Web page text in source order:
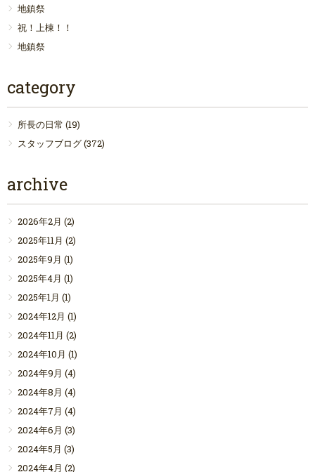
地鎮祭
祝！上棟！！
地鎮祭
category
所長の日常 (19)
スタッフブログ(372)
archive
2026年2月 (2)
2025年11月 (2)
2025年9月 (1)
2025年4月 (1)
2025年1月 (1)
2024年12月 (1)
2024年11月 (2)
2024年10月 (1)
2024年9月 (4)
2024年8月 (4)
2024年7月 (4)
2024年6月 (3)
2024年5月 (3)
2024年4月 (2)